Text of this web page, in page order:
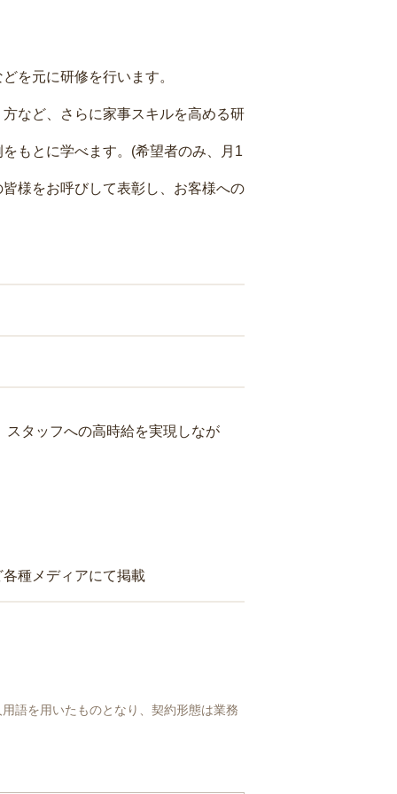
を元に研修を行います。
など、さらに家事スキルを高める研
もとに学べます。(希望者のみ、月1
様をお呼びして表彰し、お客様への
タッフへの高時給を実現しなが
種メディアにて掲載
語を用いたものとなり、契約形態は業務